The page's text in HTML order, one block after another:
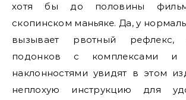
хотя бы до половины
скопинском маньяке. Да, у
вызывает рвотный рефлекс,
подонков с комплексами и
наклонностями увидят в этом
неплохую инструкцию для